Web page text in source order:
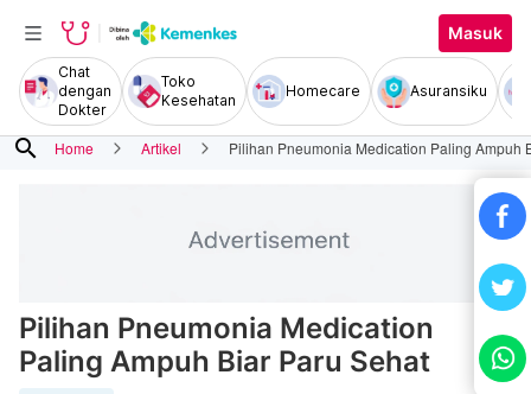
Masuk
Chat
dengan
Dokter
Toko
Kesehatan
Homecare Asuransiku
search Home Artikel Pilihan Pneumonia Medication Paling Ampuh
Pilihan Pneumonia Medication
Paling Ampuh Biar Paru Sehat